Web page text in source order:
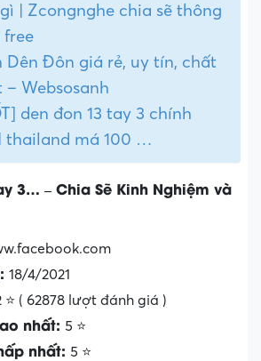
| Zcongnghe chia sẽ thông
Dên Đôn giá rẻ, uy tín, chất
– Websosanh
den đon 13 tay 3 chính
thailand má 100 …
3… – Chia Sẽ Kinh Nghiệm và
18/4/2021
⭐ ( 62878 lượt đánh giá )
nhất: 5 ⭐
nhất: 5 ⭐